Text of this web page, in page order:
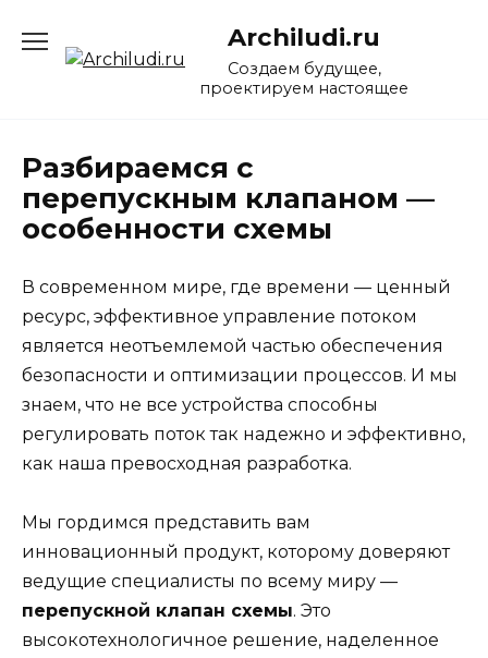
содержанию
Archiludi.ru
Создаем будущее,
проектируем настоящее
Разбираемся с
перепускным клапаном —
особенности схемы
В современном мире, где времени — ценный
ресурс, эффективное управление потоком
является неотъемлемой частью обеспечения
безопасности и оптимизации процессов. И мы
знаем, что не все устройства способны
регулировать поток так надежно и эффективно,
как наша превосходная разработка.
Мы гордимся представить вам
инновационный продукт, которому доверяют
ведущие специалисты по всему миру —
перепускной клапан схемы. Это
высокотехнологичное решение, наделенное